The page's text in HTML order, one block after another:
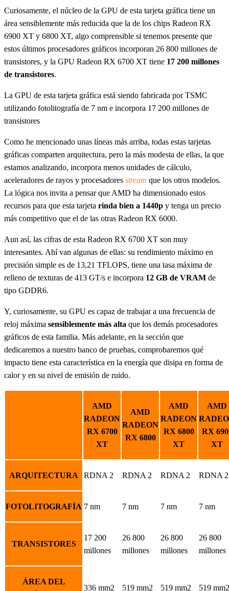
Curiosamente, el núcleo de la GPU de esta tarjeta gráfica tiene un
área sensiblemente más reducida que la de los chips Radeon RX
6900 XT y 6800 XT, algo comprensible si tenemos presente que
estos últimos procesadores gráficos incorporan 26 800 millones de
transistores, y la GPU Radeon RX 6700 XT tiene 17 200 millones
de transistores.
La GPU de esta tarjeta gráfica está siendo fabricada por TSMC
utilizando fotolitografía de 7 nm e incorpora 17 200 millones de
transistores
Como he mencionado unas líneas más arriba, todas estas tarjetas
gráficas comparten arquitectura, pero la más modesta de ellas, la que
estamos analizando, incorpora menos unidades de cálculo,
aceleradores de rayos y procesadores stream que los otros modelos.
La lógica nos invita a pensar que AMD ha dimensionado estos
recursos para que esta tarjeta rinda bien a 1440p y tenga un precio
más competitivo que el de las otras Radeon RX 6000.
Aun así, las cifras de esta Radeon RX 6700 XT son muy
interesantes. Ahí van algunas de ellas: su rendimiento máximo en
precisión simple es de 13,21 TFLOPS, tiene una tasa máxima de
relleno de texturas de 413 GT/s e incorpora 12 GB de VRAM de
tipo GDDR6.
Y, curiosamente, su GPU es capaz de trabajar a una frecuencia de
reloj máxima sensiblemente más alta que los demás procesadores
gráficos de esta familia. Más adelante, en la sección que
dedicaremos a nuestro banco de pruebas, comprobaremos qué
impacto tiene esta característica en la energía que disipa en forma de
calor y en su nivel de emisión de ruido.
AMD
RADEON
RX 6700
XT
AMD
RADEON
RX 6800
AMD
RADEON
RX 6800
XT
AMD
RX
XT
ARQUITECTURA RDNA 2 RDNA 2 RDNA 2 RDNA 2
FOTOLITOGRAFÍA 7 nm 7 nm 7 nm 7 nm
TRANSISTORES
17 200
millones
26 800
millones
26 800
millones
26 800
millones
ÁREA DEL
336 mm2 519 mm2 519 mm2 519 mm2